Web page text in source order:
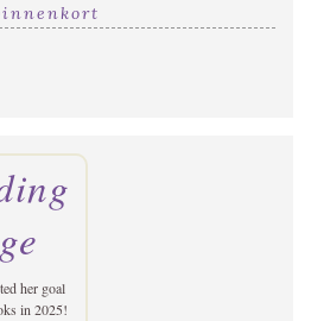
her goal
in 2025!